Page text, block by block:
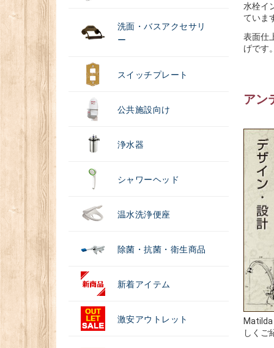
洗面・バスアクセサリ
ー
スイッチプレート
公共施設向け
浄水器
シャワーヘッド
温水洗浄便座
除菌・抗菌・衛生商品
新着アイテム
激安アウトレット
水栓イ
ていま
表面仕
げです
アン
しくご